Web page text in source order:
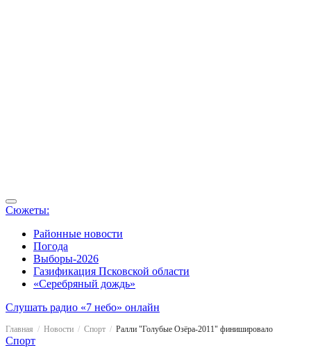
Сюжеты:
Районные новости
Погода
Выборы-2026
Газификация Псковской области
«Серебряный дождь»
Слушать радио «7 небо» онлайн
Главная Новости Спорт Ралли "Голубые Озёра-2011" финишировало
Спорт